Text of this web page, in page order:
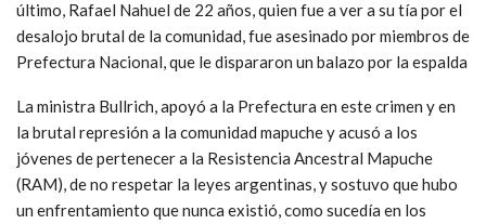
último, Rafael Nahuel de 22 años, quien fue a ver a su tía por el
desalojo brutal de la comunidad, fue asesinado por miembros de
Prefectura Nacional, que le dispararon un balazo por la espalda
La ministra Bullrich, apoyó a la Prefectura en este crimen y en
la brutal represión a la comunidad mapuche y acusó a los
jóvenes de pertenecer a la Resistencia Ancestral Mapuche
(RAM), de no respetar la leyes argentinas, y sostuvo que hubo
un enfrentamiento que nunca existió, como sucedía en los